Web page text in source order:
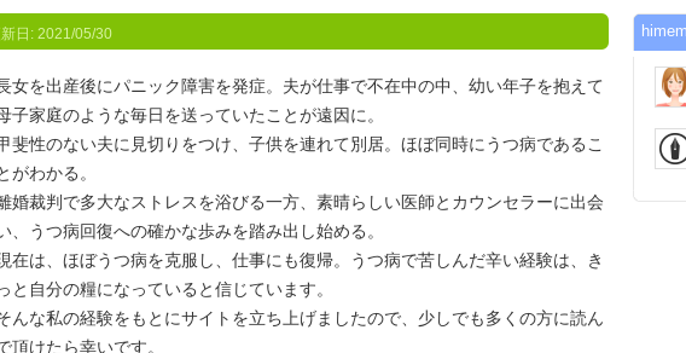
日: 2021/05/30
女を出産後にパニック障害を発症。夫が仕事で不在中の中、幼い年子を抱えて
子家庭のような毎日を送っていたことが遠因に。
斐性のない夫に見切りをつけ、子供を連れて別居。ほぼ同時にうつ病であるこ
がわかる。
婚裁判で多大なストレスを浴びる一方、素晴らしい医師とカウンセラーに出会
、うつ病回復への確かな歩みを踏み出し始める。
在は、ほぼうつ病を克服し、仕事にも復帰。うつ病で苦しんだ辛い経験は、き
と自分の糧になっていると信じています。
んな私の経験をもとにサイトを立ち上げましたので、少しでも多くの方に読ん
頂けたら幸いです。